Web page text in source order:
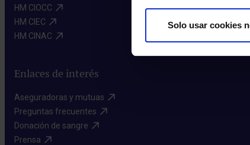
Solo usar cookies
HM CIOCC​
HM CIEC​
HM CINAC​
Enlaces de interés
Aseguradoras y mutuas​
Preguntas frecuentes​
Donación de sangre​
Prensa​